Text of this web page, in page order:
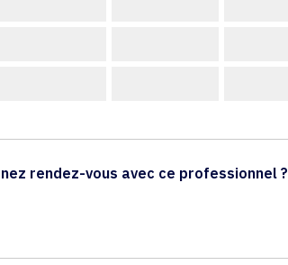
rendez-vous avec ce professionnel ?